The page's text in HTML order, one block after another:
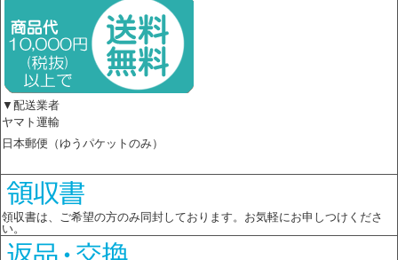
▼配送業者
ヤマト運輸
日本郵便（ゆうパケットのみ）
領収書は、ご希望の方のみ同封しております。お気軽にお申しつけくださ
い。